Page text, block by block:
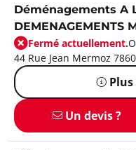
Déménagements A
DEMENAGEMENTS
Fermé actuellement.
44 Rue Jean Mermoz
Un devis ?